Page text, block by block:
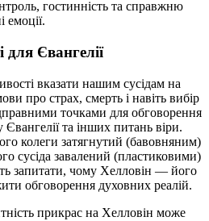
гостинність та справжню
емоції.
Євангелії
вказати нашим сусідам на
про страх, смерть і навіть вибір
точками для обговорення
Євангелії та інших питань віри.
колеги затягнутий (бавовняним)
сусіда завалений (пластиковими)
запитати, чому Хелловін — його
обговорення духовних реалій.
прикрас на Хелловін може